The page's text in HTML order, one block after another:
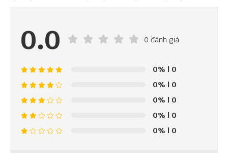
0.0 0 đánh giá
0% | 0
0% | 0
0% | 0
0% | 0
0% | 0